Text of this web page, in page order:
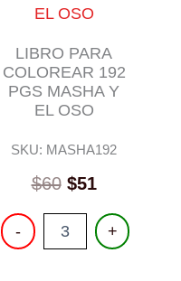
LIBRO PARA
COLOREAR 192
PGS MASHA Y
EL OSO
SKU: MASHA192
$60 $51
-
LIBRO
PARA
+